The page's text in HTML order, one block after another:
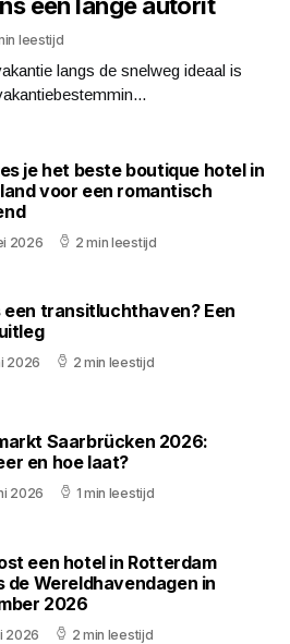
een lange autorit
leestijd
langs de snelweg ideaal is
je het beste boutique hotel in
voor een romantisch
2026 2 min leestijd
een transitluchthaven? Een
2026 2 min leestijd
Saarbrücken 2026:
en hoe laat?
2026 1 min leestijd
een hotel in Rotterdam
de Wereldhavendagen in
2026
2026 2 min leestijd